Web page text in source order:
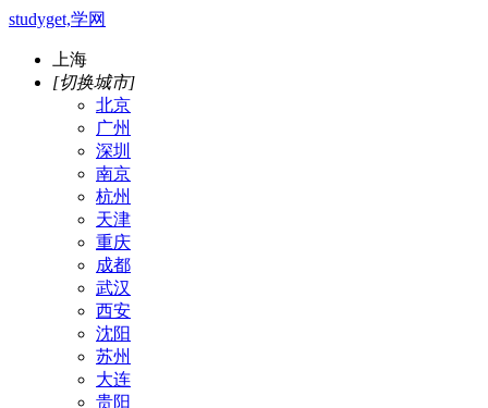
studyget,学网
上海
[切换城市]
北京
广州
深圳
南京
杭州
天津
重庆
成都
武汉
西安
沈阳
苏州
大连
贵阳